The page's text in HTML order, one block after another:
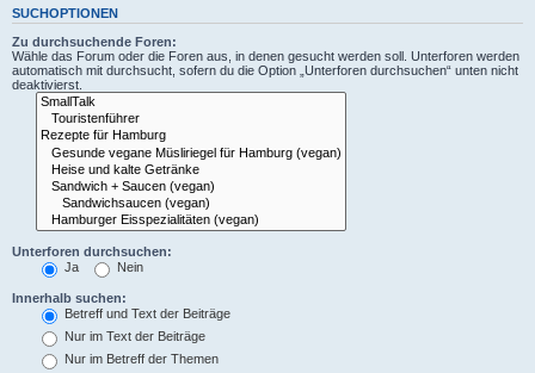
SUCHOPTIONEN
Zu durchsuchende Foren:
Wähle das Forum oder die Foren aus, in denen gesucht werden soll. Unterforen werden
automatisch mit durchsucht, sofern du die Option „Unterforen durchsuchen“ unten nicht
deaktivierst.
Unterforen durchsuchen:
Ja
Nein
Innerhalb suchen:
Betreff und Text der Beiträge
Nur im Text der Beiträge
Nur im Betreff der Themen